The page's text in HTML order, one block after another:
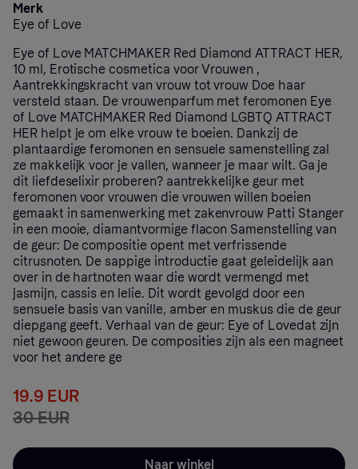
Merk
Eye of Love
Eye of Love MATCHMAKER Red Diamond ATTRACT HER,
10 ml, Erotische cosmetica voor Vrouwen ,
Aantrekkingskracht van vrouw tot vrouw Doe haar
versteld staan. De vrouwenparfum met feromonen Eye
of Love MATCHMAKER Red Diamond LGBTQ ATTRACT
HER helpt je om elke vrouw te boeien. Dankzij de
plantaardige feromonen en sensuele samenstelling zal
ze makkelijk voor je vallen, wanneer je maar wilt. Ga je
dit liefdeselixir proberen? aantrekkelijke geur met
feromonen voor vrouwen die vrouwen willen boeien
gemaakt in samenwerking met zakenvrouw Patti Stanger
in een mooie, diamantvormige flacon Samenstelling van
de geur: De compositie opent met verfrissende
citrusnoten. De sappige introductie gaat geleidelijk aan
over in de hartnoten waar die wordt vermengd met
jasmijn, cassis en lelie. Dit wordt gevolgd door een
sensuele basis van vanille, amber en muskus die de geur
diepgang geeft. Verhaal van de geur: Eye of Lovedat zijn
niet gewoon geuren. De composities zijn als een magneet
voor het andere ge
19.9 EUR
30 EUR
Naar winkel